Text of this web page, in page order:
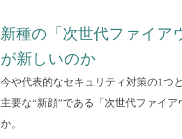
新種の「次世代ファイア
が新しいのか
今や代表的なセキュリティ対策の1つ
主要な“新顔”である「次世代ファイ
か。